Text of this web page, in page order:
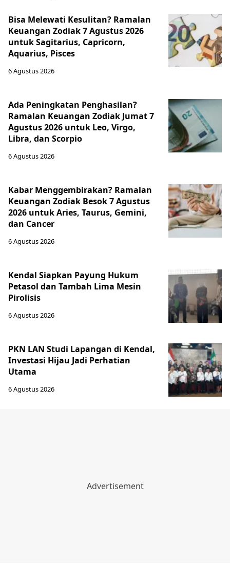
Bisa Melewati Kesulitan? Ramalan
Keuangan Zodiak 7 Agustus 2026
untuk Sagitarius, Capricorn,
Aquarius, Pisces
6 Agustus 2026
Ada Peningkatan Penghasilan?
Ramalan Keuangan Zodiak Jumat 7
Agustus 2026 untuk Leo, Virgo,
Libra, dan Scorpio
6 Agustus 2026
Kabar Menggembirakan? Ramalan
Keuangan Zodiak Besok 7 Agustus
2026 untuk Aries, Taurus, Gemini,
dan Cancer
6 Agustus 2026
Kendal Siapkan Payung Hukum
Petasol dan Tambah Lima Mesin
Pirolisis
6 Agustus 2026
PKN LAN Studi Lapangan di Kendal,
Investasi Hijau Jadi Perhatian
Utama
6 Agustus 2026